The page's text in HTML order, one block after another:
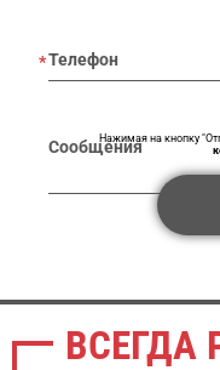
Телефон
СообщенияНажимая на кнопку
ВСЕГДА